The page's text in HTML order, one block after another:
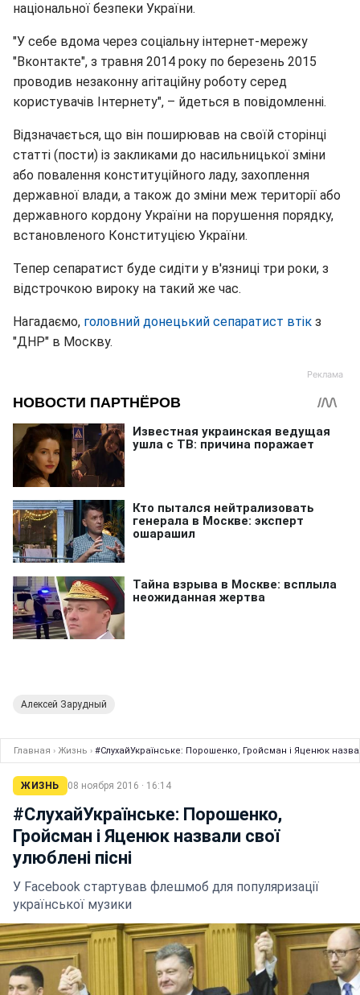
національної безпеки України.
"У себе вдома через соціальну інтернет-мережу
"Вконтакте", з травня 2014 року по березень 2015
проводив незаконну агітаційну роботу серед
користувачів Інтернету", – йдеться в повідомленні.
Відзначається, що він поширював на своїй сторінці
статті (пости) із закликами до насильницької зміни
або повалення конституційного ладу, захоплення
державної влади, а також до зміни меж території або
державного кордону України на порушення порядку,
встановленого Конституцією України.
Тепер сепаратист буде сидіти у в'язниці три роки, з
відстрочкою вироку на такий же час.
Нагадаємо, головний донецький сепаратист втік з
"ДНР" в Москву.
Алексей Зарудный
Главная › Жизнь › #СлухайУкраїнське: Порошенко, Гройсман і Яценюк
ЖИЗНЬ 08 ноября 2016 · 16:14
#СлухайУкраїнське: Порошенко,
Гройсман і Яценюк назвали свої
улюблені пісні
У Facebook стартував флешмоб для популяризації
української музики